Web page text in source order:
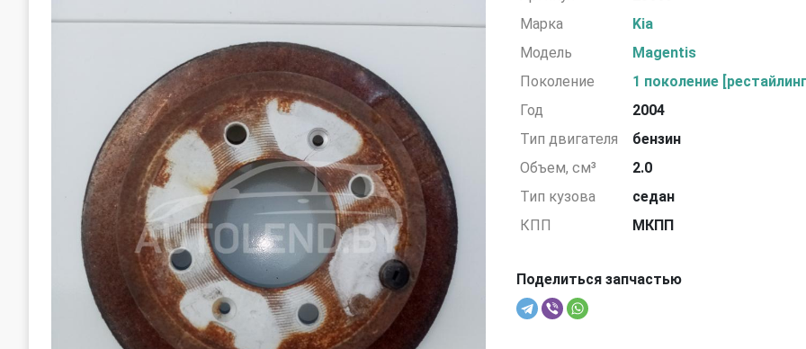
Марка
Kia
Модель
Magentis
Поколение
1 поколение
Год
2004
Тип двигателя
бензин
Объем, см³
2.0
Тип кузова
седан
КПП
МКПП
Поделиться запчастью